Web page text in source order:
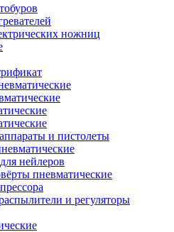
ножниц
и пистолеты
нейлеров
пневматические
и регуляторы